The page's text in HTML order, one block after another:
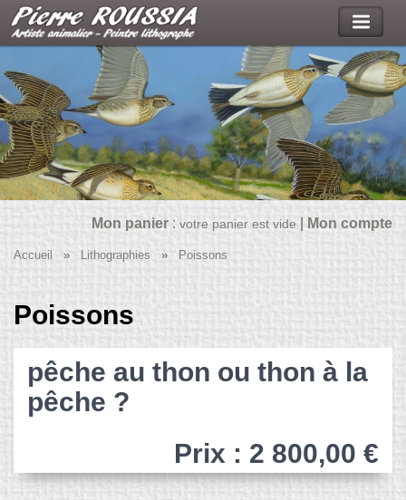
Mon panier : votre panier est vide| Mon compte
Accueil » Lithographies » Poissons
Poissons
pêche au thon ou thon à la
pêche ?
Prix : 2 800,00 €